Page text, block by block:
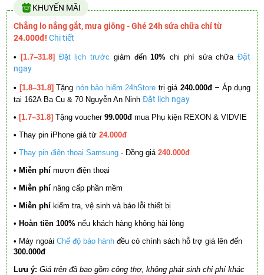
KHUYẾN MÃI
Chẳng lo nắng gắt, mưa giông - Ghé 24h sửa chữa chỉ từ
24.000đ! Chi tiết
• [1.7–31.8] Đặt lịch trước giảm đến10% chi phí sửa chữa Đặt
ngay
• [1.8–31.8] Tặng nón bảo hiểm 24hStore trị giá 240.000đ – Áp dụng
tại 162A Ba Cu & 70 Nguyễn An Ninh Đặt lịch ngay
• [1.7–31.8] Tặng voucher 99.000đ mua Phụ kiện REXON & VIDVIE
• Thay pin iPhone giá từ 24.000đ
• Thay pin điện thoại Samsung - Đồng giá 240.000đ
• Miễn phí mượn điện thoại
• Miễn phí nâng cấp phần mềm
• Miễn phí kiểm tra, vệ sinh và báo lỗi thiết bị
• Hoàn tiền 100% nếu khách hàng không hài lòng
• Máy ngoài Chế độ bảo hành đều có chính sách hỗ trợ giá lên đến
300.000đ
Lưu ý: Giá trên đã bao gồm công thợ, không phát sinh chi phí khác